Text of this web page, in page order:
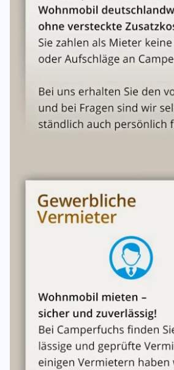
erhoben. Diese umfasst:
Gründliche Einweisung in das
Übergabe im betriebsbereiten Zustand
Eine gefüllte Propangasflasche
Außenreinigung bei Rückgabe
Vor der Fahrzeugübernahme ist eine
hinterlegen (bar, Kreditkarte oder EC-
Die Kaution wird nach
| Zeitpunkt | Zahlung | |---|---| | Bei
(innerhalb 7 Bankarbeitstagen) |
| | Bei
9. Stornierungsbedingungen
| Zeitpunkt der Stornierung |
€) | | 60–30 Tage vor Mietbeginn | 40
29–15 Tage vor Mietbeginn | 80 %
Weniger als 15 Tage vor Mietbeginn |
Mietpreises |
Eine Stornierung ist nur inText- oder